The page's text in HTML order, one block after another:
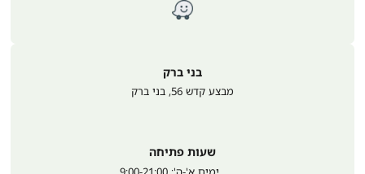
בני ברק
מבצע קדש 56 , בני ברק
שעות פתיחה